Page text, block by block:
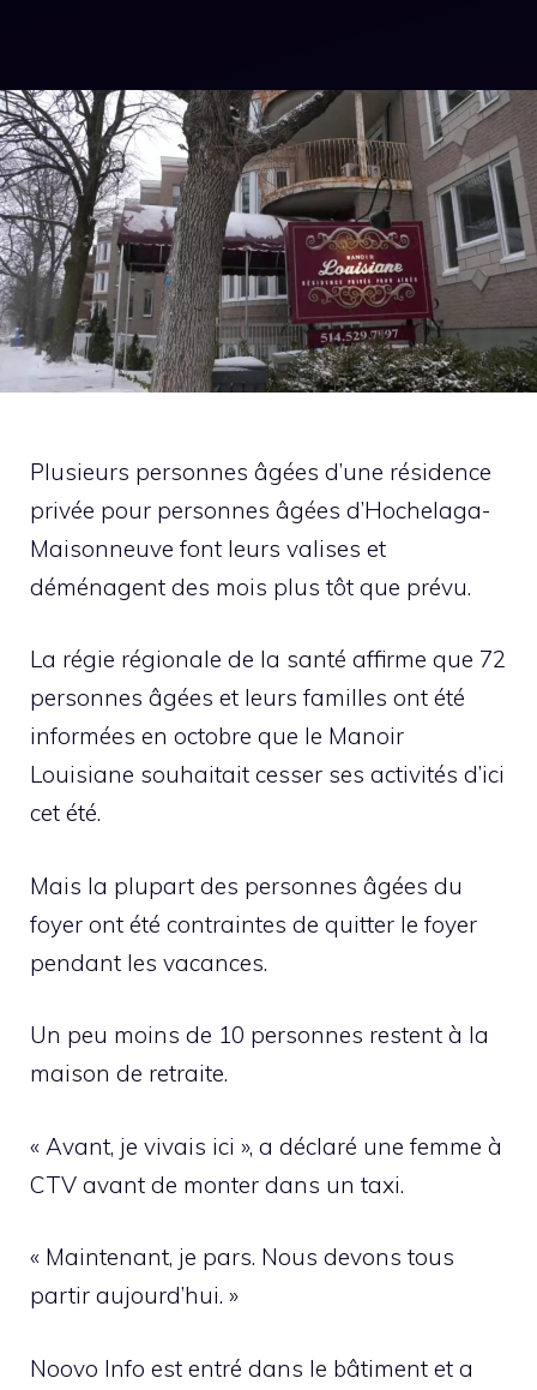
Plusieurs personnes âgées d’une résidence
privée pour personnes âgées d’Hochelaga-
Maisonneuve font leurs valises et
déménagent des mois plus tôt que prévu.
La régie régionale de la santé affirme que 72
personnes âgées et leurs familles ont été
informées en octobre que le Manoir
Louisiane souhaitait cesser ses activités d’ici
cet été.
Mais la plupart des personnes âgées du
foyer ont été contraintes de quitter le foyer
pendant les vacances.
Un peu moins de 10 personnes restent à la
maison de retraite.
« Avant, je vivais ici », a déclaré une femme à
CTV avant de monter dans un taxi.
« Maintenant, je pars. Nous devons tous
partir aujourd’hui. »
Noovo Info est entré dans le bâtiment et a